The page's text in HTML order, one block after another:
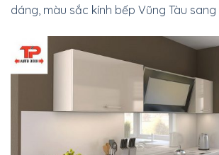
dáng, màu sắc kính bếp Vũng Tàu